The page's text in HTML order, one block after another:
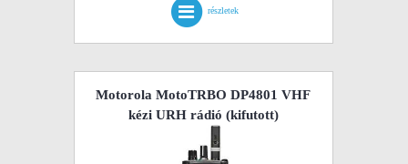
részletek
Motorola MotoTRBO DP4801 VHF
kézi URH rádió (kifutott)